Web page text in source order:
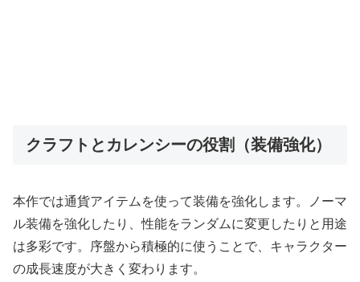
クラフトとカレンシーの役割（装備強化）
本作では通貨アイテムを使って装備を強化します。ノーマ
ル装備を強化したり、性能をランダムに変更したりと用途
は多彩です。序盤から積極的に使うことで、キャラクター
の成長速度が大きく変わります。